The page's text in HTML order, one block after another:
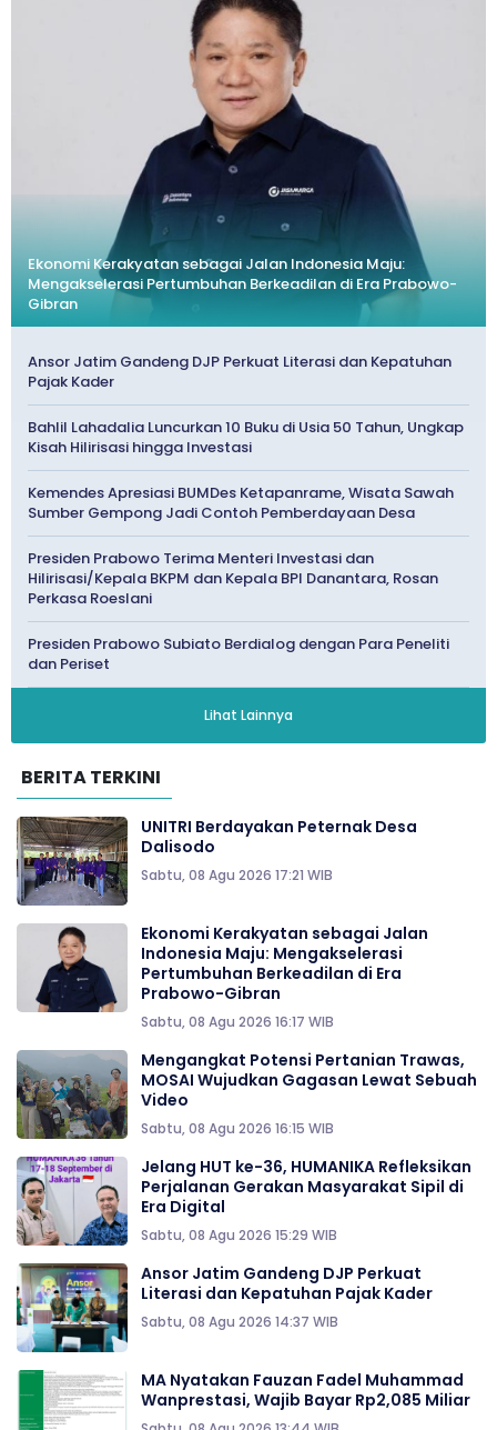
Ekonomi Kerakyatan sebagai Jalan Indonesia Maju:
Mengakselerasi Pertumbuhan Berkeadilan di Era Prabowo-
Gibran
Ansor Jatim Gandeng DJP Perkuat Literasi dan Kepatuhan
Pajak Kader
Bahlil Lahadalia Luncurkan 10 Buku di Usia 50 Tahun, Ungkap
Kisah Hilirisasi hingga Investasi
Kemendes Apresiasi BUMDes Ketapanrame, Wisata Sawah
Sumber Gempong Jadi Contoh Pemberdayaan Desa
Presiden Prabowo Terima Menteri Investasi dan
Hilirisasi/Kepala BKPM dan Kepala BPI Danantara, Rosan
Perkasa Roeslani
Presiden Prabowo Subiato Berdialog dengan Para Peneliti
dan Periset
Lihat Lainnya
BERITA TERKINI
UNITRI Berdayakan Peternak Desa
Dalisodo
Sabtu, 08 Agu 2026 17:21 WIB
Ekonomi Kerakyatan sebagai Jalan
Indonesia Maju: Mengakselerasi
Pertumbuhan Berkeadilan di Era
Prabowo-Gibran
Sabtu, 08 Agu 2026 16:17 WIB
Mengangkat Potensi Pertanian Trawas,
MOSAI Wujudkan Gagasan Lewat Sebuah
Video
Sabtu, 08 Agu 2026 16:15 WIB
Jelang HUT ke-36, HUMANIKA Refleksikan
Perjalanan Gerakan Masyarakat Sipil di
Era Digital
Sabtu, 08 Agu 2026 15:29 WIB
Ansor Jatim Gandeng DJP Perkuat
Literasi dan Kepatuhan Pajak Kader
Sabtu, 08 Agu 2026 14:37 WIB
MA Nyatakan Fauzan Fadel Muhammad
Wanprestasi, Wajib Bayar Rp2,085 Miliar